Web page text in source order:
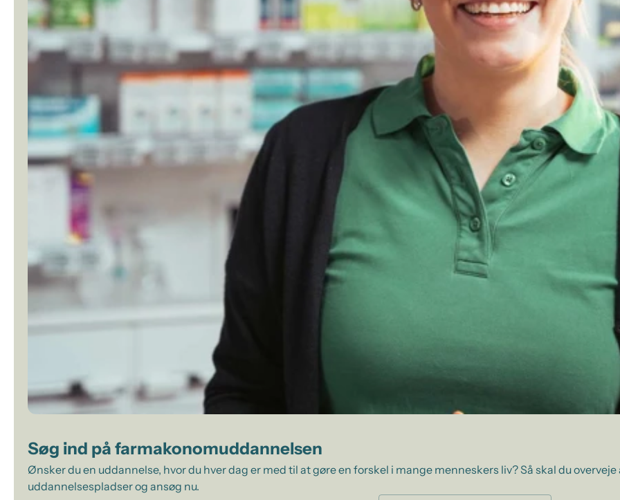
Søg ind på farmakonomuddannelsen
Ønsker du en uddannelse, hvor du hver dag er med til at gøre en forskel i mange menneskers liv? Så skal du
uddannelsespladser og ansøg nu.